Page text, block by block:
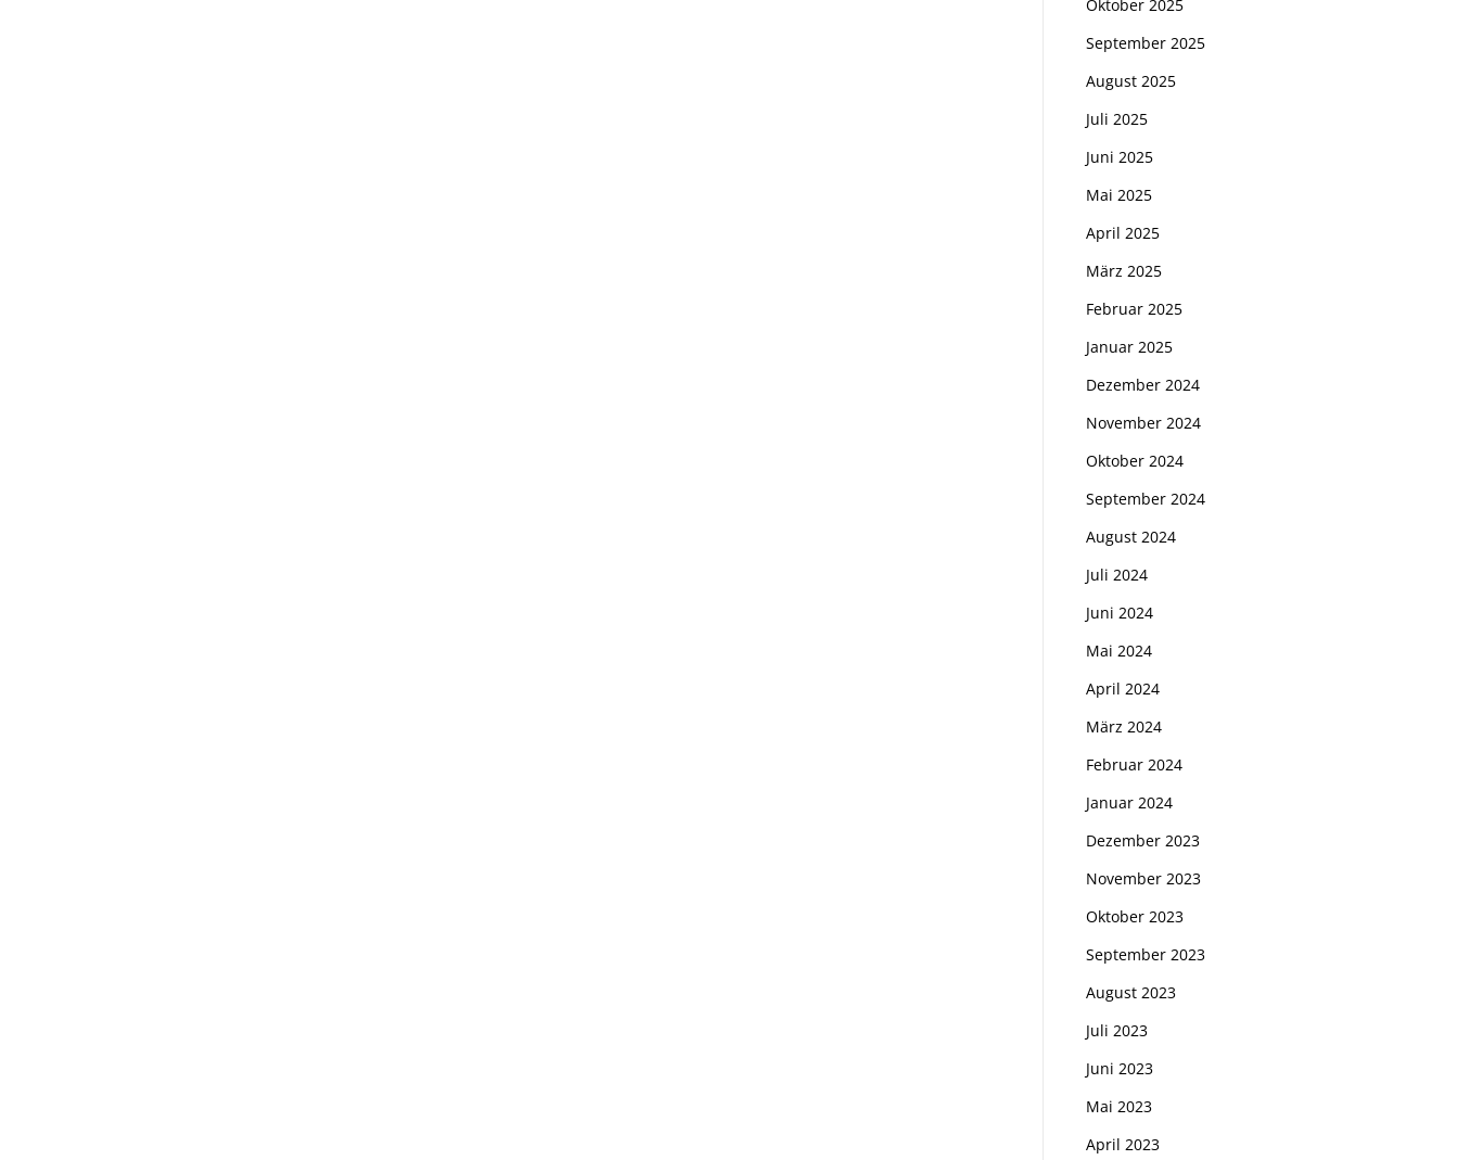
Oktober 2025
September 2025
August 2025
Juli 2025
Juni 2025
Mai 2025
April 2025
März 2025
Februar 2025
Januar 2025
Dezember 2024
November 2024
Oktober 2024
September 2024
August 2024
Juli 2024
Juni 2024
Mai 2024
April 2024
März 2024
Februar 2024
Januar 2024
Dezember 2023
November 2023
Oktober 2023
September 2023
August 2023
Juli 2023
Juni 2023
Mai 2023
April 2023